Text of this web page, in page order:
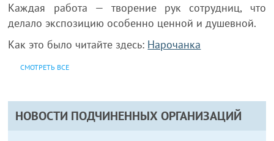
НОВОСТИ ПОДЧИНЕННЫХ ОРГАНИЗАЦИЙ
Каждая работа — творение рук сотрудниц, что
делало экспозицию особенно ценной и душевной.
Как это было читайте здесь: Нарочанка
СМОТРЕТЬ ВСЕ